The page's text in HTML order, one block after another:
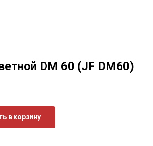
DM 60 (JF DM60)
в корзину